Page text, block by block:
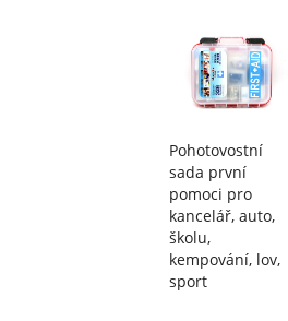
Pohotovostní
sada první
pomoci pro
kancelář, auto,
školu,
kempování, lov,
sport